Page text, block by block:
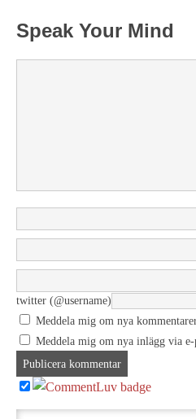
Speak Your Mind
twitter (@username)
Meddela mig om nya
Meddela mig om nya inlägg via e-